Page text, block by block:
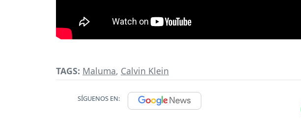
TAGS: Maluma, Calvin Klein
SÍGUENOS EN: